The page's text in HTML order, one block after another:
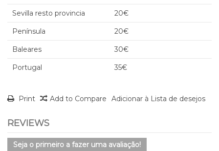
Sevilla resto provincia 20€
Península 20€
Baleares 30€
Portugal 35€
Print Add to Compare Adicionar à Lista de desejos
REVIEWS
Seja o primeiro a fazer uma avaliação!